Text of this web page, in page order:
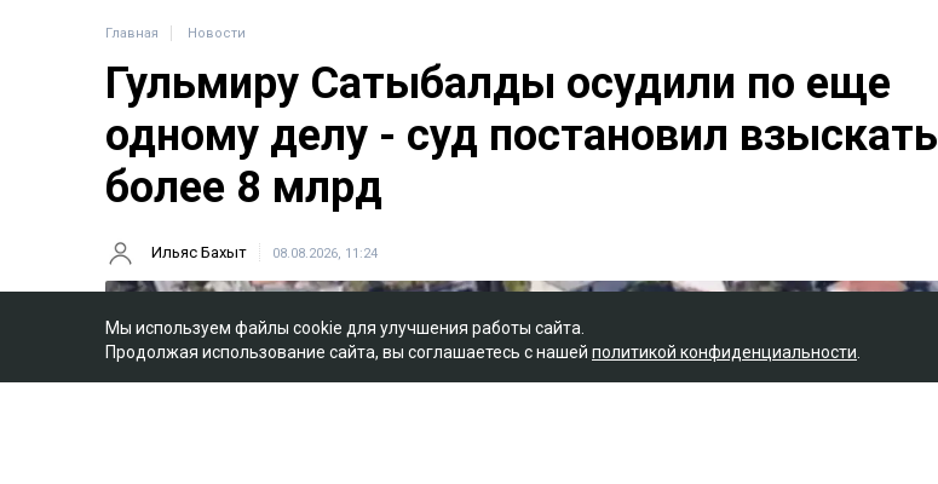
Главная Новости
Гульмиру Сатыбалды осудили по еще
одному делу - суд постановил взыскать
более 8 млрд
Ильяс Бахыт 08.08.2026, 11:24
Мы используем файлы cookie для улучшения работы сайта.
Продолжая использование сайта, вы соглашаетесь с нашей политикой конфиденциальности